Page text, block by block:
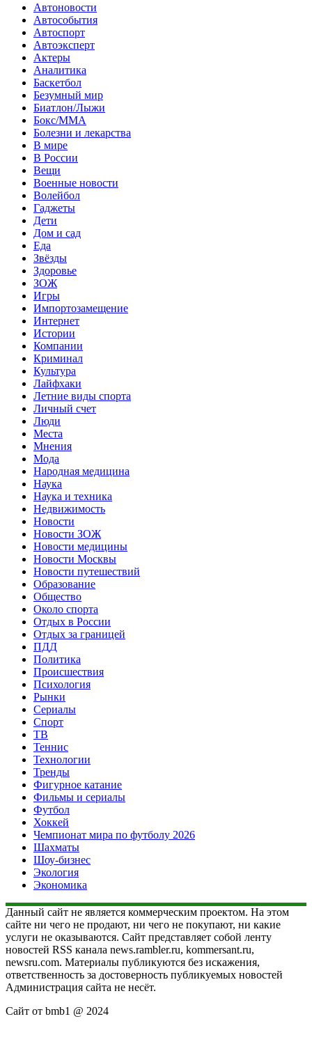
Автоновости
Автособытия
Автоспорт
Автоэксперт
Актеры
Аналитика
Баскетбол
Безумный мир
Биатлон/Лыжи
Бокс/MMA
Болезни и лекарства
В мире
В России
Вещи
Военные новости
Волейбол
Гаджеты
Дети
Дом и сад
Еда
Звёзды
Здоровье
ЗОЖ
Игры
Импортозамещение
Интернет
Истории
Компании
Криминал
Культура
Лайфхаки
Летние виды спорта
Личный счет
Люди
Места
Мнения
Мода
Народная медицина
Наука
Наука и техника
Недвижимость
Новости
Новости ЗОЖ
Новости медицины
Новости Москвы
Новости путешествий
Образование
Общество
Около спорта
Отдых в России
Отдых за границей
ПДД
Политика
Происшествия
Психология
Рынки
Сериалы
Спорт
ТВ
Теннис
Технологии
Тренды
Фигурное катание
Фильмы и сериалы
Футбол
Хоккей
Чемпионат мира по футболу 2026
Шахматы
Шоу-бизнес
Экология
Экономика
Данный сайт не является коммерческим проектом. На этом
сайте ни чего не продают, ни чего не покупают, ни какие
услуги не оказываются. Сайт представляет собой ленту
новостей RSS канала news.rambler.ru, kommersant.ru,
newsru.com. Материалы публикуются без искажения,
ответственность за достоверность публикуемых новостей
Администрация сайта не несёт.
Сайт от bmb1 @ 2024